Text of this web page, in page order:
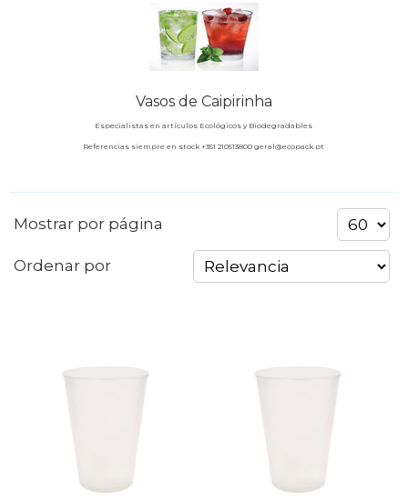
Vasos de Caipirinha
Especialistas en artículos Ecológicos y Biodegradables
Referencias siempre en stock +351 210513800 geral@ecopack.pt
Mostrar por página
Ordenar por